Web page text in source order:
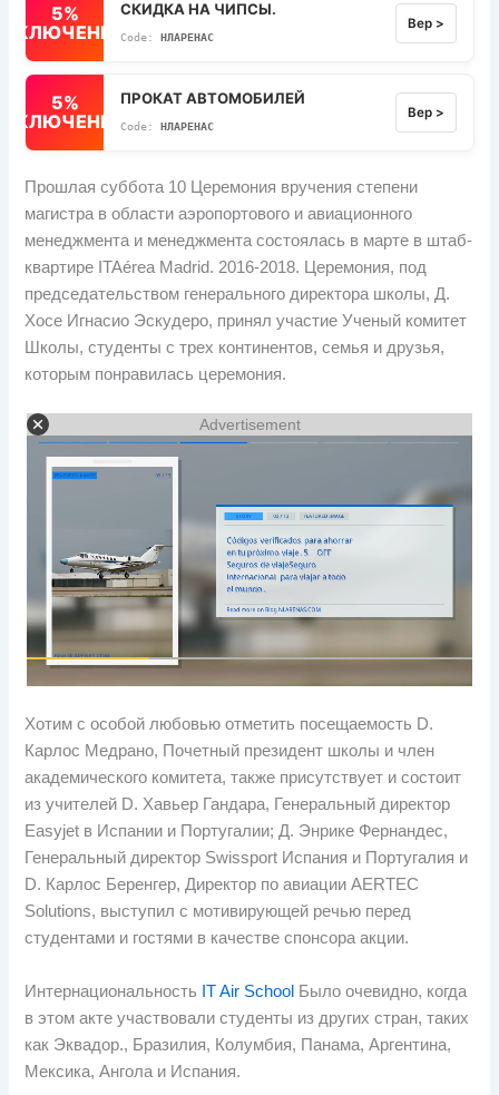
5%
СКИДКА НА ЧИПСЫ.
НЛАРЕНАС
Вер >
5%
ПРОКАТ АВТОМОБИЛЕЙ
НЛАРЕНАС
Вер >
Прошлая суббота 10 Церемония вручения степени
магистра в области аэропортового и авиационного
менеджмента и менеджмента состоялась в марте в штаб-
квартире ITAérea Madrid. 2016-2018. Церемония, под
председательством генерального директора школы, Д.
Хосе Игнасио Эскудеро, принял участие Ученый комитет
Школы, студенты с трех континентов, семья и друзья,
которым понравилась церемония.
Advertisement
Хотим с особой любовью отметить посещаемость D.
Карлос Медрано, Почетный президент школы и член
академического комитета, также присутствует и состоит
из учителей D. Хавьер Гандара, Генеральный директор
Easyjet в Испании и Португалии; Д. Энрике Фернандес,
Генеральный директор Swissport Испания и Португалия и
D. Карлос Беренгер, Директор по авиации AERTEC
Solutions, выступил с мотивирующей речью перед
студентами и гостями в качестве спонсора акции.
Интернациональность IT Air School Было очевидно, когда
в этом акте участвовали студенты из других стран, таких
как Эквадор., Бразилия, Колумбия, Панама, Аргентина,
Мексика, Ангола и Испания.